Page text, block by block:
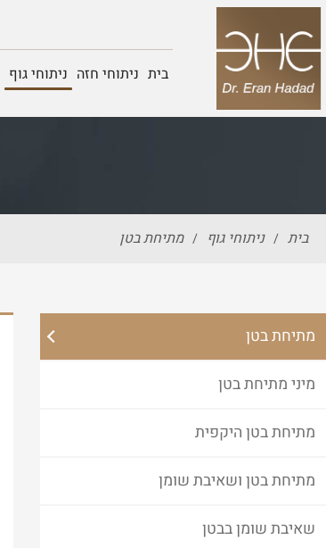
בית ניתוחי חזה ניתוחי גוף
בית / ניתוחי גוף / מתיחת בטן
מתיחת בטן
מיני מתיחת בטן
מתיחת בטן היקפית
מתיחת בטן ושאיבת שומן
שאיבת שומן בבטן